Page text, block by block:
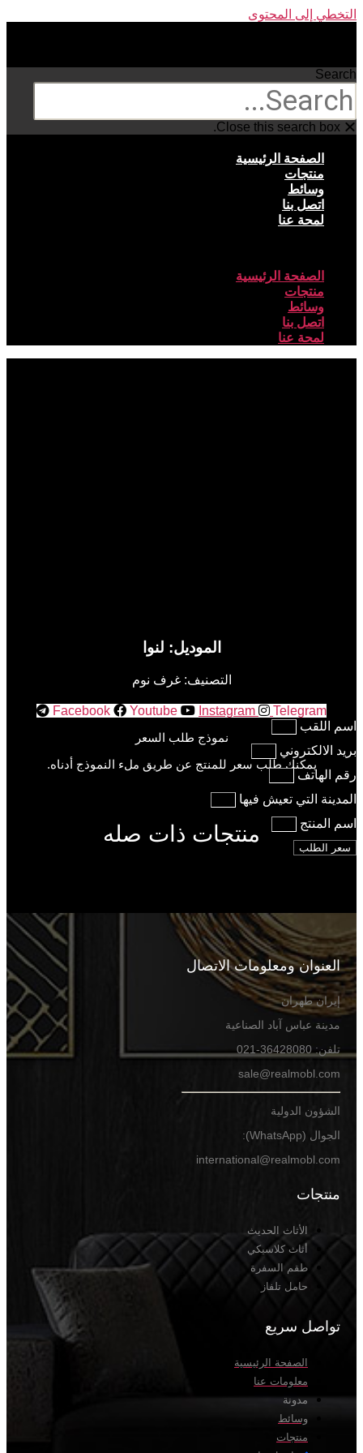
التخطي إلى المحتوى
Search
Close this search box.
الصفحة الرئيسية
منتجات
وسائط
اتصل بنا
لمحة عنا
الصفحة الرئيسية
منتجات
وسائط
اتصل بنا
لمحة عنا
الموديل: لنوا
التصنيف: غرف نوم
Facebook Youtube Instagram
Telegram
نموذج طلب السعر
يمكنك طلب سعر للمنتج عن طريق ملء النموذج أدناه.
اسم اللقب
بريد الالكتروني
رقم الهاتف
المدينة التي تعيش فيها
اسم المنتج
سعر الطلب
منتجات ذات صله
العنوان ومعلومات الاتصال
إيران طهران
مدينة عباس آباد الصناعية
تلفن: 36428080-021
sale@realmobl.com
الشؤون الدولية
الجوال (WhatsApp):
international@realmobl.com
منتجات
الأثاث الحديث
أثاث كلاسيكي
طقم السفرة
حامل تلفاز
تواصل سريع
الصفحة الرئيسية
معلومات عنا
مدونة
وسائط
منتجات